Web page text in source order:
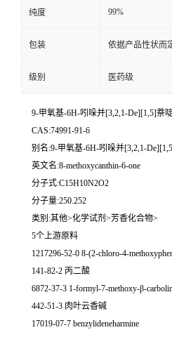
纯度 99%
包装 依据产品性状而
级别 医药级
9-甲氧基-6H-吲哚并[3,2,1-De][1,5]萘
CAS:74991-91-6
别名:9-甲氧基-6H-吲哚并[3,2,1-
英文名:8-methoxycanthin-6-one
分子式:C15H10N2O2
分子量:250.252
类别:其他>化学试剂>芳香化合物>
5个上游原料
1217296-52-0 8-(2-chloro-4-
141-82-2 丙二酸
6872-37-3 1-formyl-7-methoxy-β-
442-51-3 肉叶云香碱
17019-07-7 benzylideneharmine